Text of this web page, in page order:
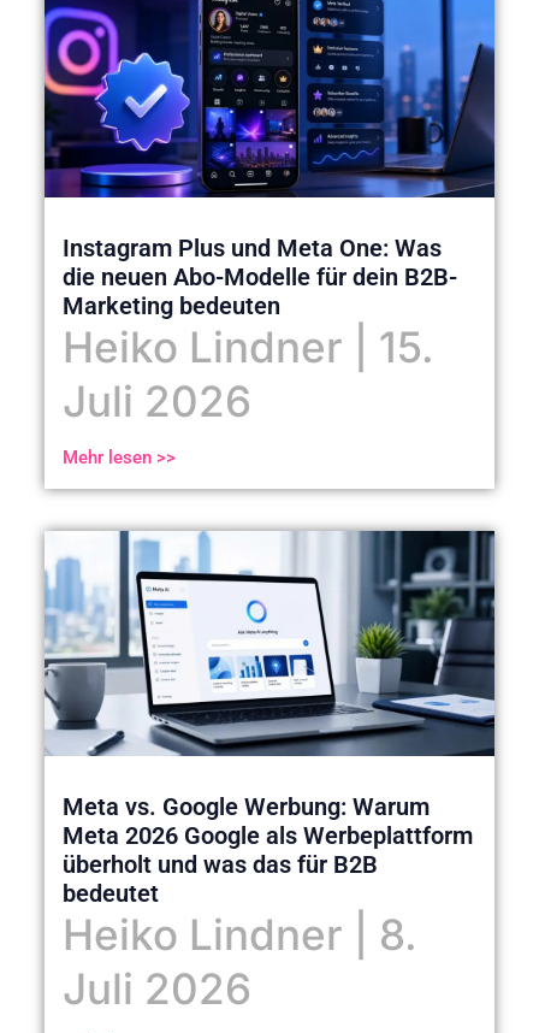
Instagram Plus und Meta One: Was
die neuen Abo-Modelle für dein B2B-
Marketing bedeuten
Heiko Lindner
15.
Juli 2026
Mehr lesen >>
Meta vs. Google Werbung: Warum
Meta 2026 Google als Werbeplattform
überholt und was das für B2B
bedeutet
Heiko Lindner
8.
Juli 2026